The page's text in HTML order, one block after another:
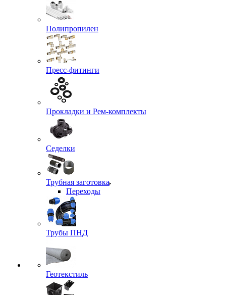
Полипропилен
Пресс-фитинги
Прокладки и Рем-комплекты
Седелки
Трубная заготовка
Переходы
Трубы ПНД
Геотекстиль